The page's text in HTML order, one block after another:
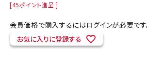
[45ポイント進呈 ]
会員価格で購入するにはログインが必要です
お気に入りに登録する